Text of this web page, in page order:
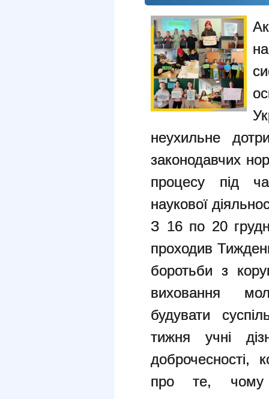
неухильне
законодавчих
процесу під
наукової
З 16 по 20
проходив
боротьби з
виховання
будувати
тижня учні
доброчесності,
про те, чому